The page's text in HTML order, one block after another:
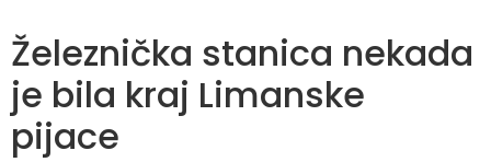
Železnička stanica nekada
je bila kraj Limanske
pijace